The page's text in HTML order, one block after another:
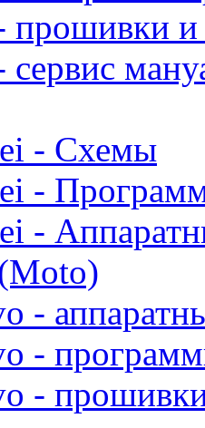
прошивки
cервис
- Cхемы
-
-
-
-
-